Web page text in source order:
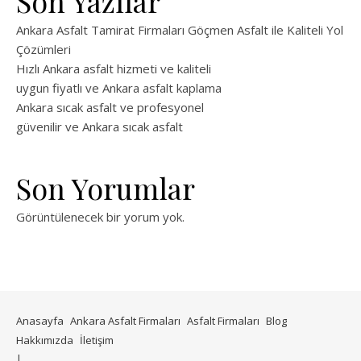
Ankara Asfalt Tamirat Firmaları Göçmen Asfalt ile Kaliteli Yol
Çözümleri
Hızlı Ankara asfalt hizmeti ve kaliteli
uygun fiyatlı ve Ankara asfalt kaplama
Ankara sıcak asfalt ve profesyonel
güvenilir ve Ankara sıcak asfalt
Son Yorumlar
Görüntülenecek bir yorum yok.
Anasayfa Ankara Asfalt Firmaları Asfalt Firmaları Blog
Hakkımızda İletişim